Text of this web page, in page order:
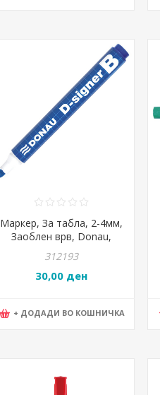
Маркер, За табла, 2-4мм,
Заоблен врв, Donau,
312193
30,00 ден
+ ДОДАДИ ВО КОШНИЧКА